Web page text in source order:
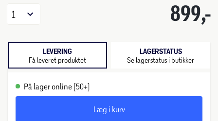
899,-
1
LEVERING
Få leveret produktet
LAGERSTATUS
Se lagerstatus i butikker
På lager online (50+)
Læg i kurv